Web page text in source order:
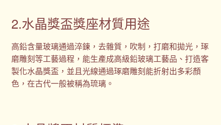
2.水晶獎盃獎座材質用途
高鉛含量玻璃通過淬鍊，去雜質，吹制，打磨和拋光，琢
磨雕刻等工藝過程，能生產成高級鉛玻璃工藝品、打造客
製化水晶獎盃，並且光線通過琢磨雕刻能折射出多彩顏
色，在古代一般被稱為琉璃。